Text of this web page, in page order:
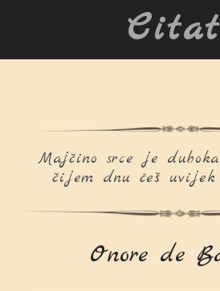
Majčino srce je
čijem dnu ćeš uvijek
Onore de